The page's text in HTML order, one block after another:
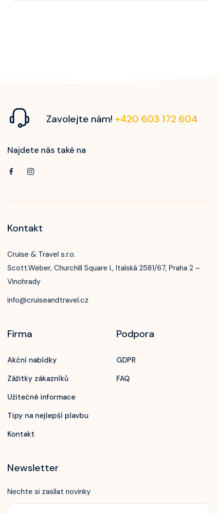
Zavolejte nám! +420 603 172 604
Najdete nás také na
Kontakt
Cruise & Travel s.r.o.
Scott.Weber, Churchill Square I., Italská 2581/67, Praha 2 –
Vinohrady
info@cruiseandtravel.cz
Firma
Akční nabídky
Zážitky zákazníků
Užitečné informace
Tipy na nejlepší plavbu
Kontakt
Podpora
GDPR
FAQ
Newsletter
Nechte si zasílat novinky